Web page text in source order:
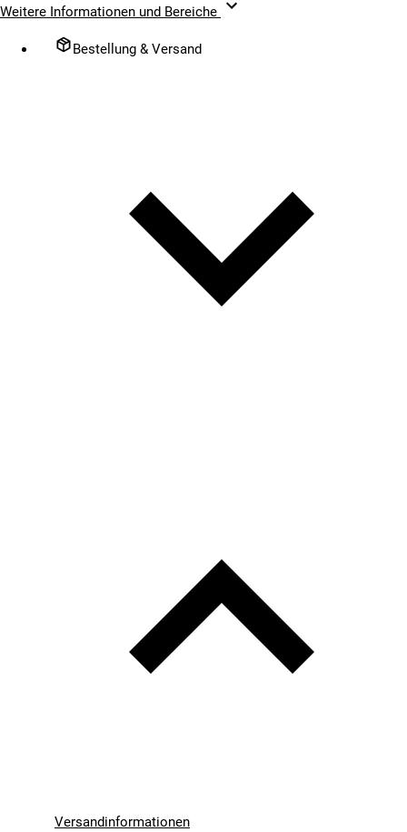
Weitere Informationen und Bereiche
Bestellung & Versand
Versandinformationen